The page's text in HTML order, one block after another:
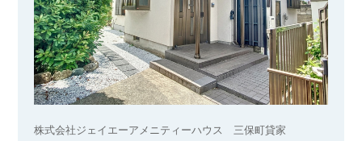
株式会社ジェイエーアメニティーハウス 三保町貸家